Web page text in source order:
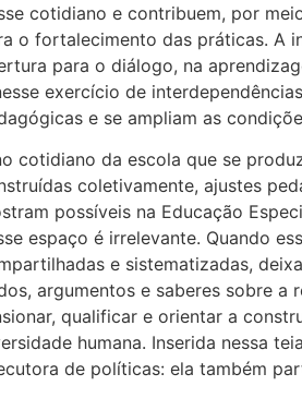
cotidiano e contribuem, por
o fortalecimento das práticas. A
para o diálogo, na
exercício de
e se ampliam as
cotidiano da escola que se
coletivamente, ajustes
possíveis na Educação
espaço é irrelevante. Quando
e sistematizadas,
argumentos e saberes sobre a
qualificar e orientar a
humana. Inserida nessa
de políticas: ela também